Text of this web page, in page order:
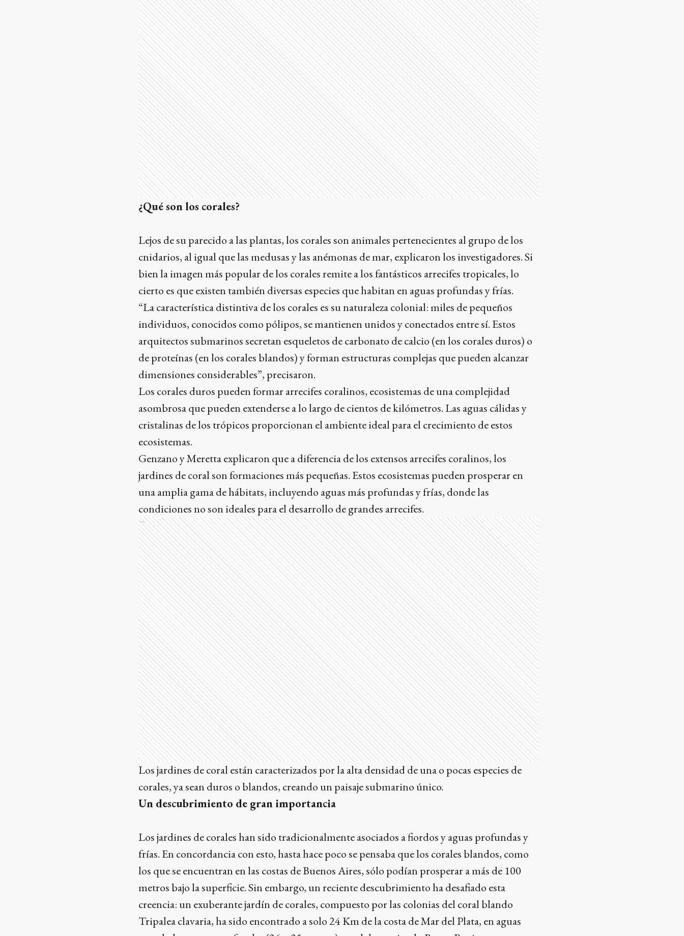
¿Qué son los corales?
Lejos de su parecido a las plantas, los corales son animales pertenecientes al grupo de los
cnidarios, al igual que las medusas y las anémonas de mar, explicaron los investigadores. Si
bien la imagen más popular de los corales remite a los fantásticos arrecifes tropicales, lo
cierto es que existen también diversas especies que habitan en aguas profundas y frías.
“La característica distintiva de los corales es su naturaleza colonial: miles de pequeños
individuos, conocidos como pólipos, se mantienen unidos y conectados entre sí. Estos
arquitectos submarinos secretan esqueletos de carbonato de calcio (en los corales duros) o
de proteínas (en los corales blandos) y forman estructuras complejas que pueden alcanzar
dimensiones considerables”, precisaron.
Los corales duros pueden formar arrecifes coralinos, ecosistemas de una complejidad
asombrosa que pueden extenderse a lo largo de cientos de kilómetros. Las aguas cálidas y
cristalinas de los trópicos proporcionan el ambiente ideal para el crecimiento de estos
ecosistemas.
Genzano y Meretta explicaron que a diferencia de los extensos arrecifes coralinos, los
jardines de coral son formaciones más pequeñas. Estos ecosistemas pueden prosperar en
una amplia gama de hábitats, incluyendo aguas más profundas y frías, donde las
condiciones no son ideales para el desarrollo de grandes arrecifes.
Ads
Los jardines de coral están caracterizados por la alta densidad de una o pocas especies de
corales, ya sean duros o blandos, creando un paisaje submarino único.
Un descubrimiento de gran importancia
Los jardines de corales han sido tradicionalmente asociados a fiordos y aguas profundas y
frías. En concordancia con esto, hasta hace poco se pensaba que los corales blandos, como
los que se encuentran en las costas de Buenos Aires, sólo podían prosperar a más de 100
metros bajo la superficie. Sin embargo, un reciente descubrimiento ha desafiado esta
creencia: un exuberante jardín de corales, compuesto por las colonias del coral blando
Tripalea clavaria, ha sido encontrado a solo 24 Km de la costa de Mar del Plata, en aguas